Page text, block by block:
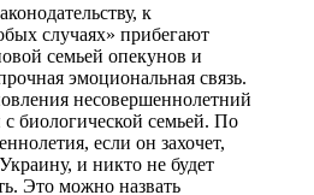
к
случаях» прибегают
семьей опекунов и
эмоциональная связь.
несовершеннолетний
с биологической семьей. По
если он захочет,
и никто не будет
Это можно назвать